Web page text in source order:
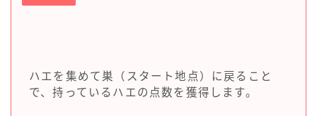
ハエを集めて巣（スタート地点）に戻ること
で、持っているハエの点数を獲得します。